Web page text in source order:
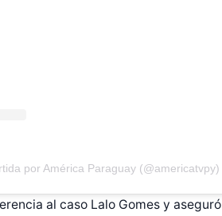
por América Paraguay (@americatvpy)
al caso Lalo Gomes y